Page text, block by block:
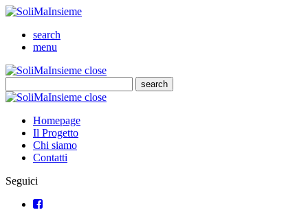
SoliMaInsieme
search
menu
SoliMaInsieme
closeClose
search
Cerca
SoliMaInsieme
closeClose
Homepage
Il Progetto
Chi siamo
Contatti
Seguici
Facebook